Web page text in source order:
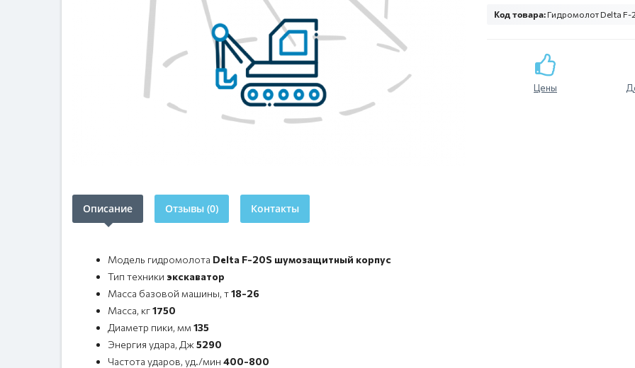
Код товара: Гидромолот Delta
Цены
Описание Отзывы (0) Контакты
Модель гидромолота Delta F-20S шумозащитный корпус
Тип техники экскаватор
Масса базовой машины, т18-26
Масса, кг1750
Диаметр пики, мм 135
Энергия удара, Дж 5290
Частота ударов, уд./мин 400-800